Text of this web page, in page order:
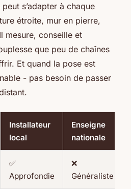
s’adapter à chaque
étroite, mur en pierre,
mesure, conseille et
que peu de chaînes
Et quand la pose est
- pas besoin de passer
Installateur
local
Enseigne
nationale
✅
Approfondie
❌
Généraliste